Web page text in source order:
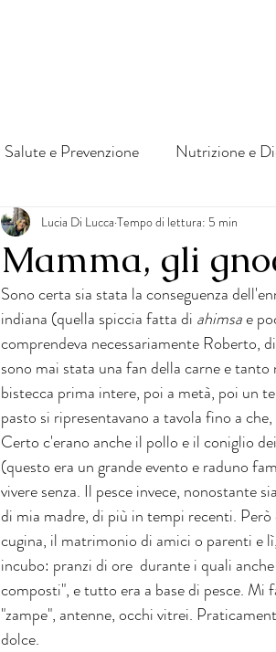
Salute e Prevenzione Nutrizione e
Mamma, gli
Lucia Di Lucca Tempo di lettura: 5 min
Sono certa sia stata la conseguenza
indiana (quella spiccia fatta di ahimsa e
comprendeva necessariamente Roberto,
sono mai stata una fan della carne e
bistecca prima intere, poi a metà, poi un
pasto si ripresentavano a tavola fino a
Certo c'erano anche il pollo e il coniglio
(questo era un grande evento e raduno
vivere senza. Il pesce invece, nonostante
di mia madre, di più in tempi recenti.
cugina, il matrimonio di amici o parenti e
incubo: pranzi di ore  durante i quali
composti", e tutto era a base di pesce.
"zampe", antenne, occhi vitrei.
dolce.